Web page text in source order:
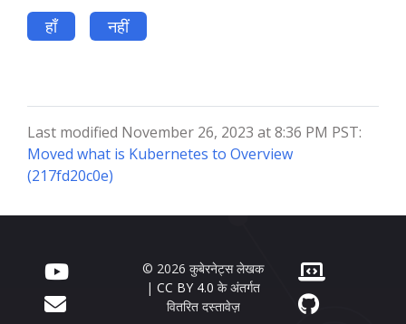
हाँ नहीं
Last modified November 26, 2023 at 8:36 PM PST:
Moved what is Kubernetes to Overview
(217fd20c0e)
© 2026 कुबेरनेट्स लेखक
| CC BY 4.0 के अंतर्गत
वितरित दस्तावेज़